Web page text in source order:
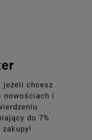
jeżeli chcesz
nowościach i
do 7%